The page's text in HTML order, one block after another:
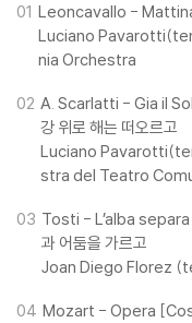
01 Leoncavallo -
Luciano
nia Orchestra
02 A. Scarlatti - Gia il
강 위로 해는 떠오르고
Luciano
stra del Teatro
03 Tosti - L’alba separa
과 어둠을 가르고
Joan Diego Florez
04 Mozart - Opera